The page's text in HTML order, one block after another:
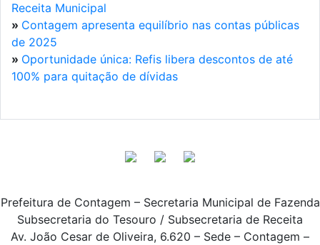
Receita Municipal
» Contagem apresenta equilíbrio nas contas públicas
de 2025
» Oportunidade única: Refis libera descontos de até
100% para quitação de dívidas
Prefeitura de Contagem – Secretaria Municipal de Fazenda
Subsecretaria do Tesouro / Subsecretaria de Receita
Av. João Cesar de Oliveira, 6.620 – Sede – Contagem –